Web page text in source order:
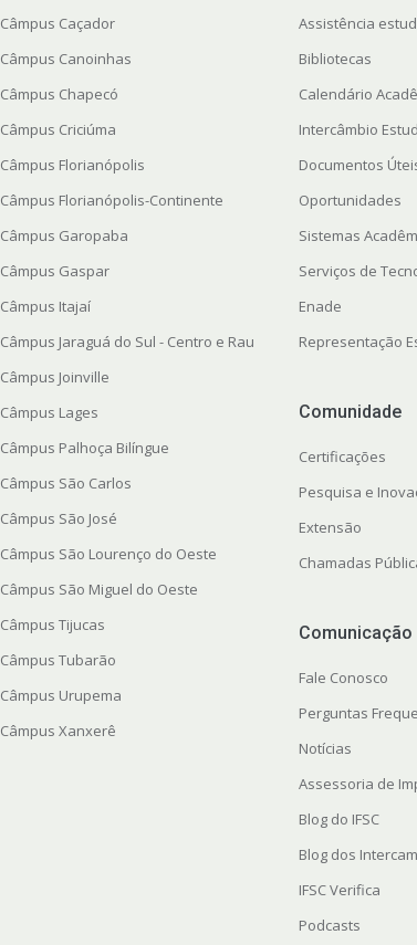
Câmpus Caçador
Câmpus Canoinhas
Câmpus Chapecó
Câmpus Criciúma
Câmpus Florianópolis
Câmpus Florianópolis-Continente
Câmpus Garopaba
Câmpus Gaspar
Câmpus Itajaí
Câmpus Jaraguá do Sul - Centro e Rau
Câmpus Joinville
Câmpus Lages
Câmpus Palhoça Bilíngue
Câmpus São Carlos
Câmpus São José
Câmpus São Lourenço do Oeste
Câmpus São Miguel do Oeste
Câmpus Tijucas
Câmpus Tubarão
Câmpus Urupema
Câmpus Xanxerê
Assistência
Bibliotecas
Calendário
Intercâmbio
Documentos
Oportunidades
Sistemas
Serviços de
Enade
Representação
Comunidade
Certificações
Pesquisa e
Extensão
Chamadas
Comunicação
Fale Conosco
Perguntas
Notícias
Assessoria de
Blog do IFSC
Blog dos
IFSC Verifica
Podcasts